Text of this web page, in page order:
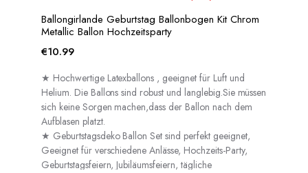
Ballongirlande Geburtstag Ballonbogen Kit Chrom
Metallic Ballon Hochzeitsparty
€10.99
★ Hochwertige Latexballons , geeignet für Luft und
Helium. Die Ballons sind robust und langlebig.Sie müssen
sich keine Sorgen machen,dass der Ballon nach dem
Aufblasen platzt.
★ Geburtstagsdeko Ballon Set sind perfekt geeignet,
Geeignet für verschiedene Anlässe, Hochzeits-Party,
Geburtstagsfeiern, Jubiläumsfeiern, tägliche